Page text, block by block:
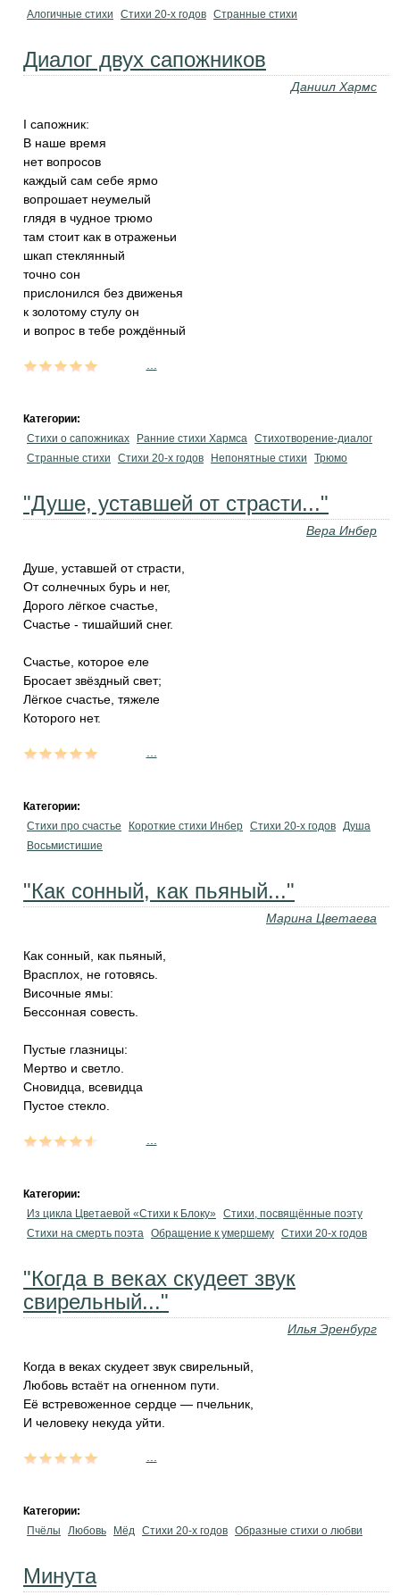
Алогичные стихи
Стихи 20-х годов Странные стихи
Диалог двух сапожников
Даниил Хармс
I сапожник:
В наше время
нет вопросов
каждый сам себе ярмо
вопрошает неумелый
глядя в чудное трюмо
там стоит как в отраженьи
шкап стеклянный
точно сон
прислонился без движенья
к золотому стулу он
и вопрос в тебе рождённый
Категории:
Стихи о сапожниках
Ранние стихи Хармса Стихотворение-диалог
Странные стихи
Стихи 20-х годов Непонятные стихи Трюмо
"Душе, уставшей от страсти..."
Вера Инбер
Душе, уставшей от страсти,
От солнечных бурь и нег,
Дорого лёгкое счастье,
Счастье - тишайший снег.
Счастье, которое еле
Бросает звёздный свет;
Лёгкое счастье, тяжеле
Которого нет.
Категории:
Стихи про счастье
Короткие стихи Инбер Стихи 20-х годов Душа
Восьмистишие
"Как сонный, как пьяный..."
Марина Цветаева
Как сонный, как пьяный,
Врасплох, не готовясь.
Височные ямы:
Бессонная совесть.
Пустые глазницы:
Мертво и светло.
Сновидца, всевидца
Пустое стекло.
Категории:
Из цикла Цветаевой «Стихи к Блоку» Стихи, посвящённые поэту
Стихи на смерть поэта Обращение к умершему Стихи 20-х годов
"Когда в веках скудеет звук
свирельный..."
Илья Эренбург
Когда в веках скудеет звук свирельный,
Любовь встаёт на огненном пути.
Её встревоженное сердце — пчельник,
И человеку некуда уйти.
Категории:
Пчёлы
Любовь Мёд Стихи 20-х годов Образные стихи о любви
Минута